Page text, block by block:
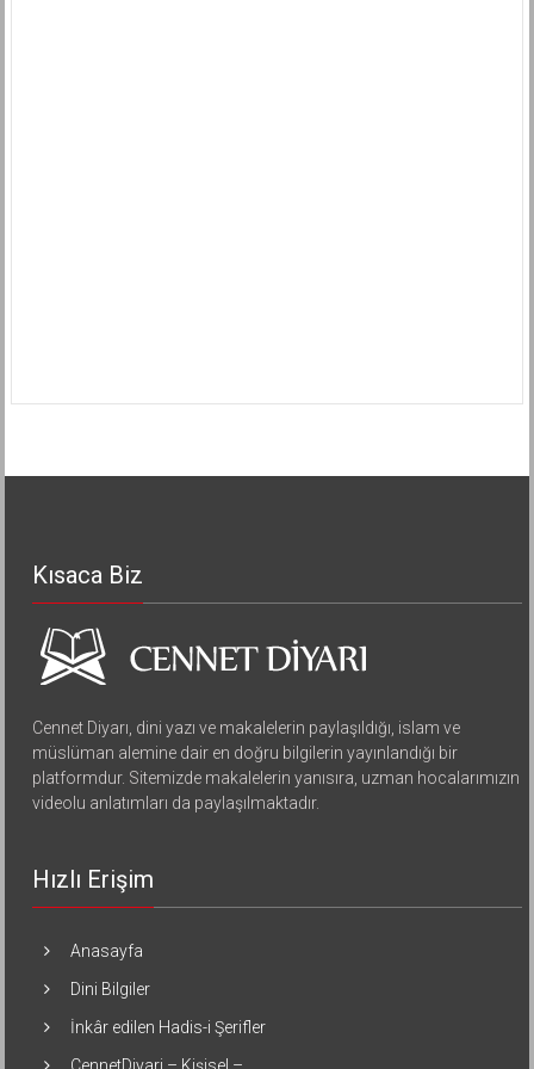
Kısaca Biz
Cennet Diyarı, dini yazı ve makalelerin paylaşıldığı, islam ve
müslüman alemine dair en doğru bilgilerin yayınlandığı bir
platformdur. Sitemizde makalelerin yanısıra, uzman hocalarımızın
videolu anlatımları da paylaşılmaktadır.
Hızlı Erişim
Anasayfa
Dini Bilgiler
İnkâr edilen Hadis-i Şerifler